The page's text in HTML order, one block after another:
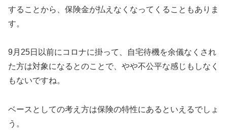
することから、保険金が払えなくなってくることもありま
す。
9月25日以前にコロナに掛って、自宅待機を余儀なくされ
た方は対象になるとのことで、やや不公平な感じもしなく
もないですね。
ベースとしての考え方は保険の特性にあるといえるでしょ
う。